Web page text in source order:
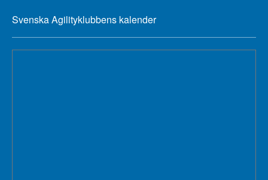
Svenska Agilityklubbens kalender